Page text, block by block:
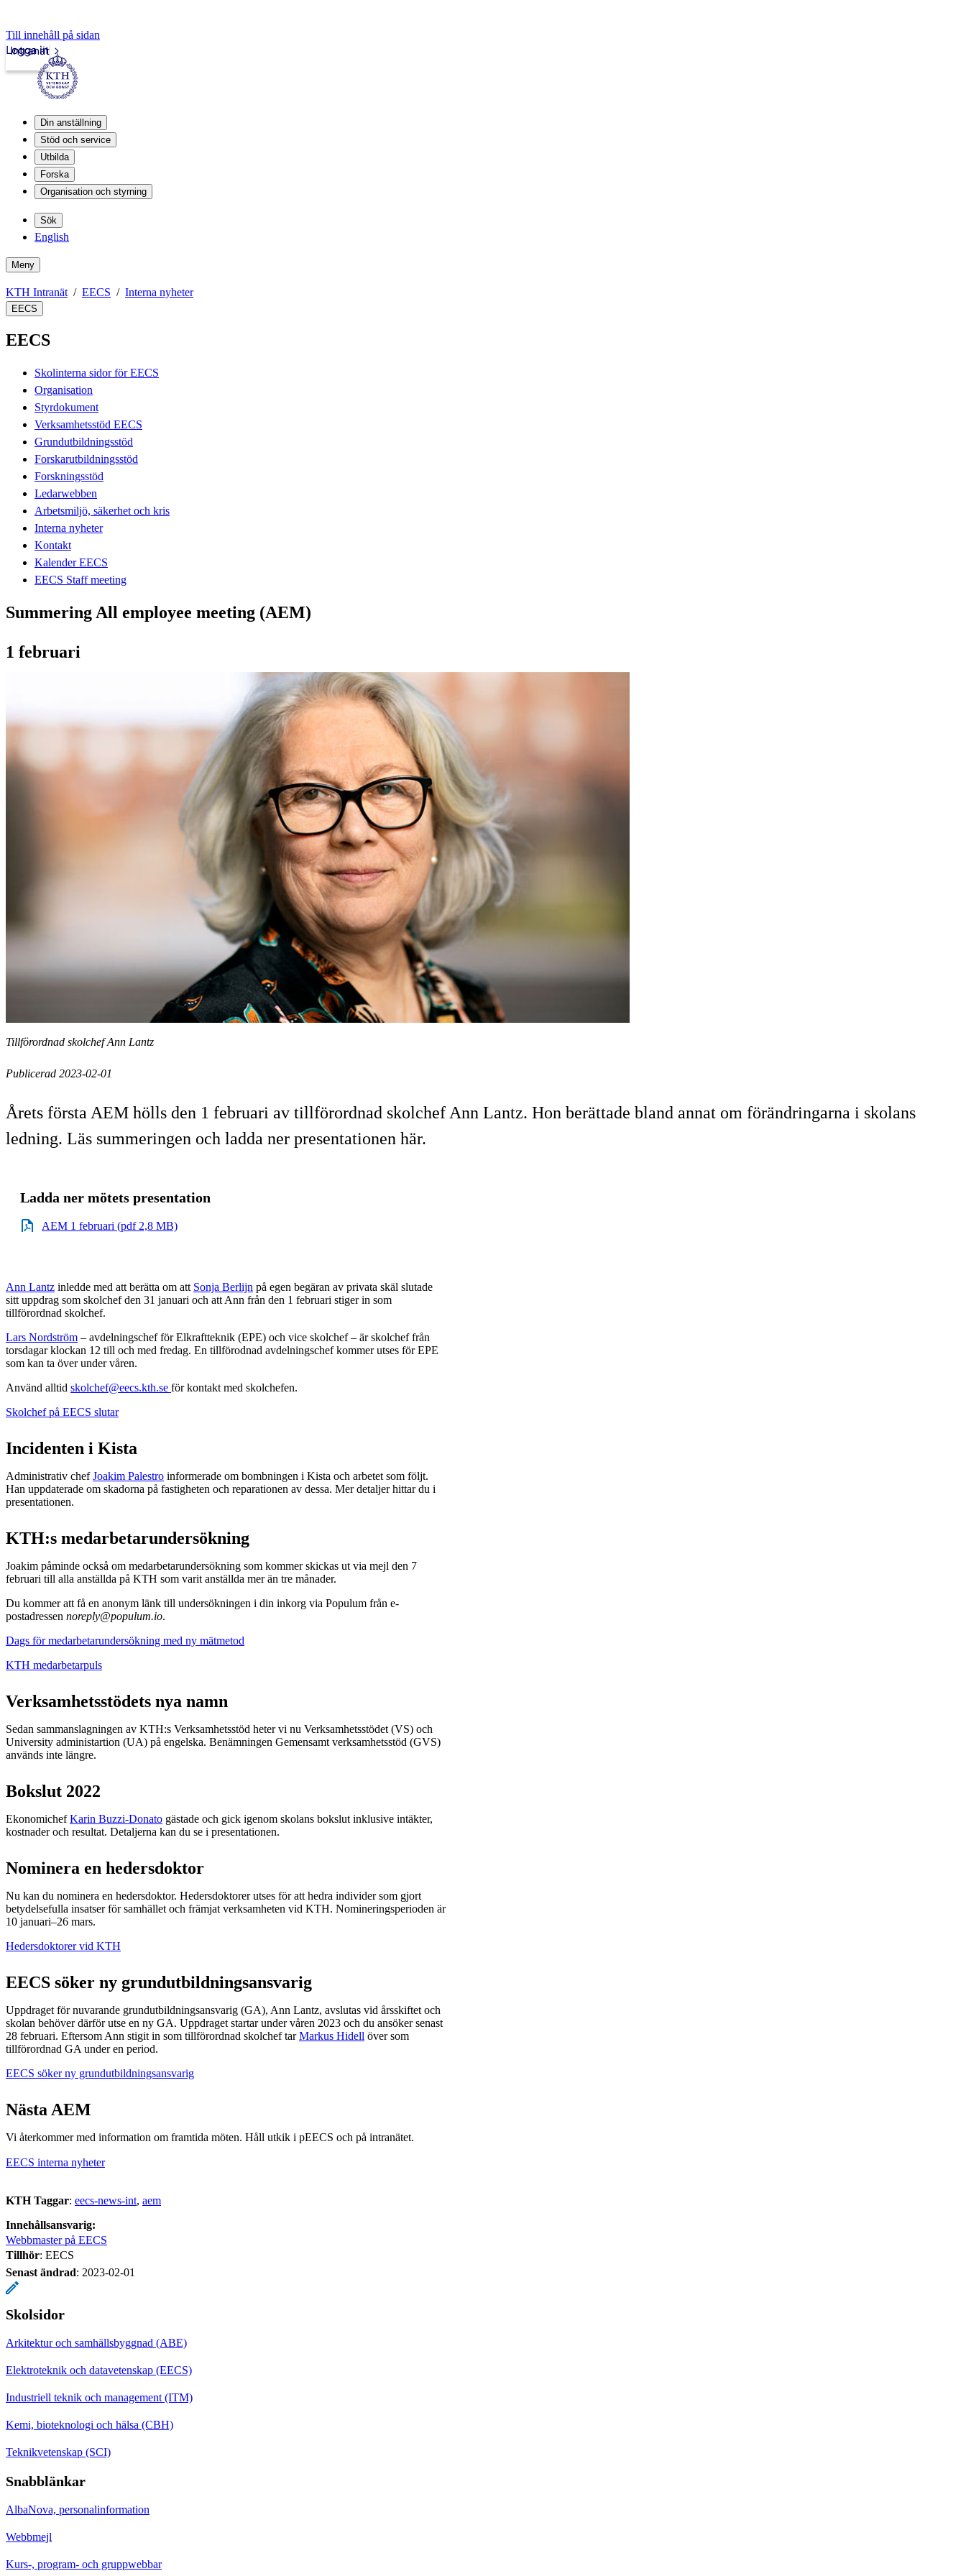
Till innehåll på sidan
Intranät
Logga in
Din anställning
Stöd och service
Utbilda
Forska
Organisation och styrning
Sök
English
Meny
KTH Intranät EECS Interna nyheter
EECS
EECS
Skolinterna sidor för EECS
Organisation
Styrdokument
Verksamhetsstöd EECS
Grundutbildningsstöd
Forskarutbildningsstöd
Forskningsstöd
Ledarwebben
Arbetsmiljö, säkerhet och kris
Interna nyheter
Kontakt
Kalender EECS
EECS Staff meeting
Summering All employee meeting (AEM)
1 februari
Tillförordnad skolchef Ann Lantz
Publicerad 2023-02-01
Årets första AEM hölls den 1 februari av tillförordnad skolchef Ann Lantz. Hon berättade bland annat om förändringarna i skolans
ledning. Läs summeringen och ladda ner presentationen här.
Ladda ner mötets presentation
AEM 1 februari (pdf 2,8 MB)
Ann Lantz inledde med att berätta om att Sonja Berlijn på egen begäran av privata skäl slutade
sitt uppdrag som skolchef den 31 januari och att Ann från den 1 februari stiger in som
tillförordnad skolchef.
Lars Nordström – avdelningschef för Elkraftteknik (EPE) och vice skolchef – är skolchef från
torsdagar klockan 12 till och med fredag. En tillförodnad avdelningschef kommer utses för EPE
som kan ta över under våren.
Använd alltid skolchef@eecs.kth.se för kontakt med skolchefen.
Skolchef på EECS slutar
Incidenten i Kista
Administrativ chefJoakim Palestro informerade om bombningen i Kista och arbetet som följt.
Han uppdaterade om skadorna på fastigheten och reparationen av dessa. Mer detaljer hittar du i
presentationen.
KTH:s medarbetarundersökning
Joakim påminde också om medarbetarundersökning som kommer skickas ut via mejl den 7
februari till alla anställda på KTH som varit anställda mer än tre månader.
Du kommer att få en anonym länk till undersökningen i din inkorg via Populum från e-
postadressen noreply@populum.io.
Dags för medarbetarundersökning med ny mätmetod
KTH medarbetarpuls
Verksamhetsstödets nya namn
Sedan sammanslagningen av KTH:s Verksamhetsstöd heter vi nu Verksamhetsstödet (VS) och
University administartion (UA) på engelska. Benämningen Gemensamt verksamhetsstöd (GVS)
används inte längre.
Bokslut 2022
EkonomichefKarin Buzzi-Donato gästade och gick igenom skolans bokslut inklusive intäkter,
kostnader och resultat. Detaljerna kan du se i presentationen.
Nominera en hedersdoktor
Nu kan du nominera en hedersdoktor. Hedersdoktorer utses för att hedra individer som gjort
betydelsefulla insatser för samhället och främjat verksamheten vid KTH. Nomineringsperioden är
10 januari–26 mars.
Hedersdoktorer vid KTH
EECS söker ny grundutbildningsansvarig
Uppdraget för nuvarande grundutbildningsansvarig (GA), Ann Lantz, avslutas vid årsskiftet och
skolan behöver därför utse en ny GA. Uppdraget startar under våren 2023 och du ansöker senast
28 februari. Eftersom Ann stigit in som tillförordnad skolchef tarMarkus Hidell över som
tillförordnad GA under en period.
EECS söker ny grundutbildningsansvarig
Nästa AEM
Vi återkommer med information om framtida möten. Håll utkik i pEECS och på intranätet.
EECS interna nyheter
KTH Taggar: eecs-news-int aem
Innehållsansvarig:
Webbmaster på EECS
Tillhör: EECS
Senast ändrad: 2023-02-01
Skolsidor
Arkitektur och samhällsbyggnad (ABE)
Elektroteknik och datavetenskap (EECS)
Industriell teknik och management (ITM)
Kemi, bioteknologi och hälsa (CBH)
Teknikvetenskap (SCI)
Snabblänkar
AlbaNova, personalinformation
Webbmejl
Kurs-, program- och gruppwebbar